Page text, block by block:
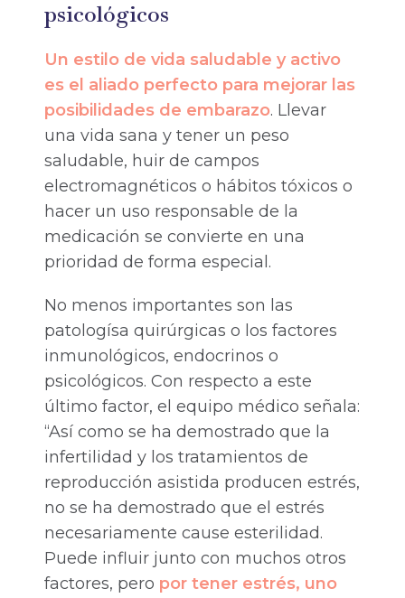
psicológicos
Un estilo de vida saludable y activo
es el aliado perfecto para mejorar las
posibilidades de embarazo. Llevar
una vida sana y tener un peso
saludable, huir de campos
electromagnéticos o hábitos tóxicos o
hacer un uso responsable de la
medicación se convierte en una
prioridad de forma especial.
No menos importantes son las
patologísa quirúrgicas o los factores
inmunológicos, endocrinos o
psicológicos. Con respecto a este
último factor, el equipo médico señala:
“Así como se ha demostrado que la
infertilidad y los tratamientos de
reproducción asistida producen estrés,
no se ha demostrado que el estrés
necesariamente cause esterilidad.
Puede influir junto con muchos otros
factores, pero por tener estrés, uno